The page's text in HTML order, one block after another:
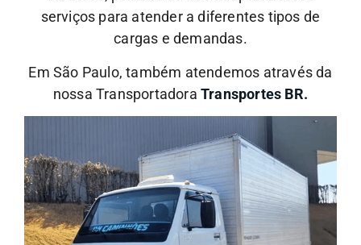
serviços para atender a diferentes tipos de
cargas e demandas.
Em São Paulo, também atendemos através da
nossa TransportadoraTransportes BR.